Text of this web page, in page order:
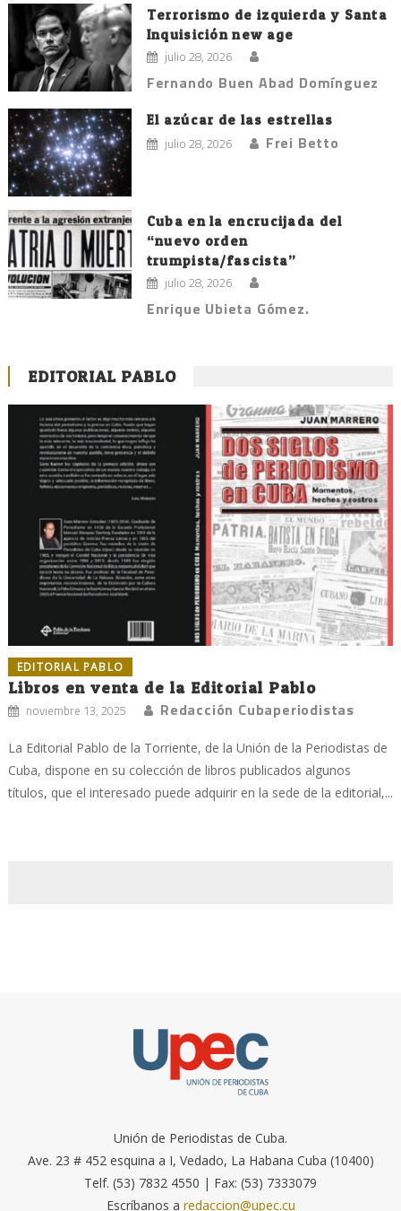
Terrorismo de izquierda y Santa
Inquisición new age
julio 28, 2026
Fernando Buen Abad Domínguez
El azúcar de las estrellas
julio 28, 2026 Frei Betto
Cuba en la encrucijada del
“nuevo orden
trumpista/fascista”
julio 28, 2026
Enrique Ubieta Gómez.
EDITORIAL PABLO
EDITORIAL PABLO
Libros en venta de la Editorial Pablo
noviembre 13, 2025 Redacción Cubaperiodistas
La Editorial Pablo de la Torriente, de la Unión de la Periodistas de
Cuba, dispone en su colección de libros publicados algunos
títulos, que el interesado puede adquirir en la sede de la editorial,...
Unión de Periodistas de Cuba.
Ave. 23 # 452 esquina a I, Vedado, La Habana Cuba (10400)
Telf. (53) 7832 4550 | Fax: (53) 7333079
Escríbanos a redaccion@upec.cu